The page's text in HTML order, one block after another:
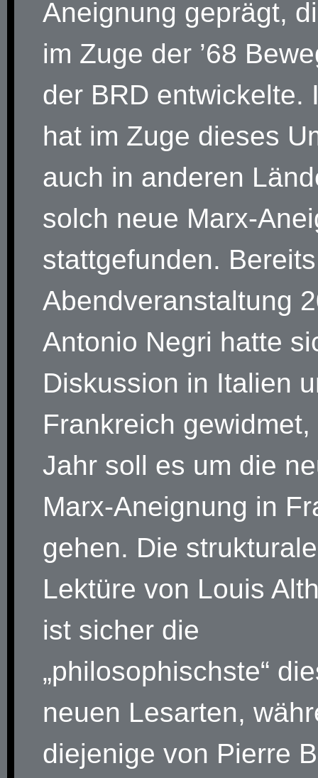
Aneignung geprägt,
im Zuge der ’68
der BRD entwickelte.
hat im Zuge dieses
auch in anderen
solch neue Marx-
stattgefunden.
Abendveranstaltung
Antonio Negri hatte
Diskussion in Italien
Frankreich
Jahr soll es um die
Marx-Aneignung in
gehen. Die
Lektüre von Louis
ist sicher die
„philosophischste“
neuen Lesarten,
diejenige von Pierre